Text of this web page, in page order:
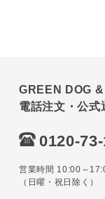
GREEN DOG
電話注文・公式
0120-
営業時間 10:00～
（日曜・祝日除く）